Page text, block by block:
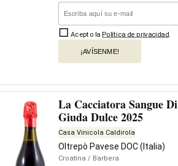
Acepto la Política de privacidad
¡AVÍSENME!
La Cacciatora Sangue Di
Giuda Dulce 2025
Casa Vinicola Caldirola
Oltrepò Pavese DOC (Italia)
Croatina / Barbera